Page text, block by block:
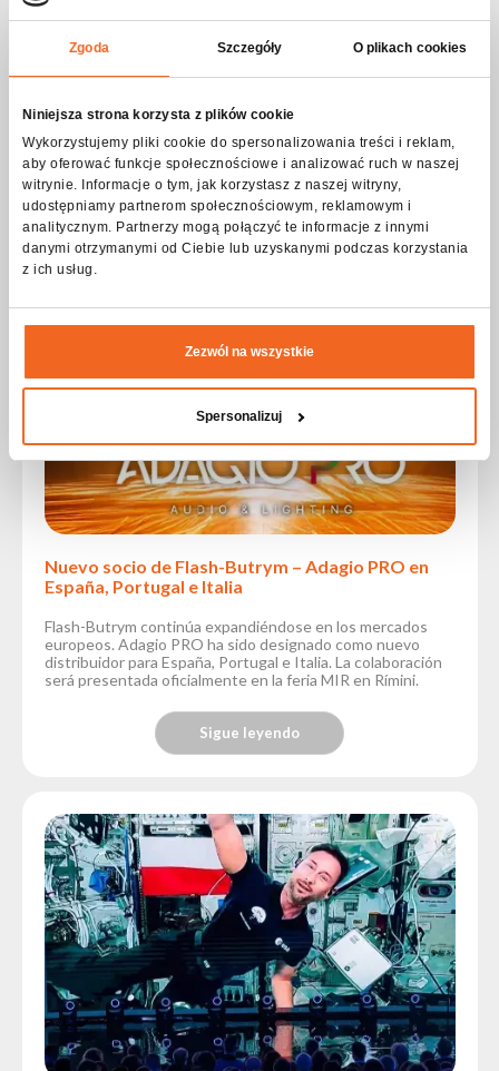
Zgoda Szczegóły O plikach cookies
Niniejsza strona korzysta z plików cookie
Wykorzystujemy pliki cookie do spersonalizowania treści i reklam,
aby oferować funkcje społecznościowe i analizować ruch w naszej
witrynie. Informacje o tym, jak korzystasz z naszej witryny,
udostępniamy partnerom społecznościowym, reklamowym i
analitycznym. Partnerzy mogą połączyć te informacje z innymi
danymi otrzymanymi od Ciebie lub uzyskanymi podczas korzystania
z ich usług.
Zezwól na wszystkie
Spersonalizuj
Vale la pena
leer...
Artículos que también vale la pena leer
Nuevo socio de Flash-Butrym – Adagio PRO en
España, Portugal e Italia
Flash-Butrym continúa expandiéndose en los mercados
europeos. Adagio PRO ha sido designado como nuevo
distribuidor para España, Portugal e Italia. La colaboración
será presentada oficialmente en la feria MIR en Rímini.
Sigue leyendo